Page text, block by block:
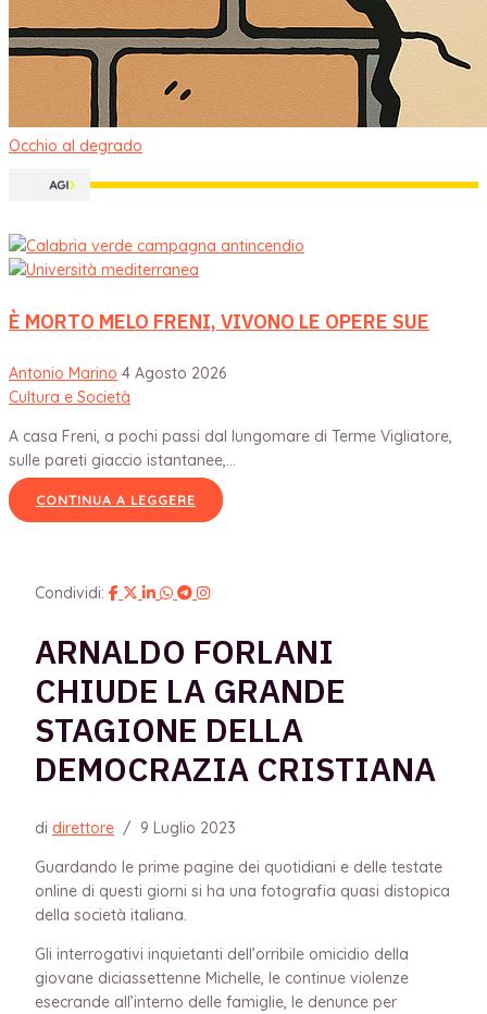
Occhio al degrado
È MORTO MELO FRENI, VIVONO LE OPERE SUE
Antonio Marino 4 Agosto 2026
Cultura e Società
A casa Freni, a pochi passi dal lungomare di Terme Vigliatore,
sulle pareti giaccio istantanee,...
CONTINUA A LEGGERE
Condividi:
ARNALDO FORLANI
CHIUDE LA GRANDE
STAGIONE DELLA
DEMOCRAZIA CRISTIANA
di direttore / 9 Luglio 2023
Guardando le prime pagine dei quotidiani e delle testate
online di questi giorni si ha una fotografia quasi distopica
della società italiana.
Gli interrogativi inquietanti dell’orribile omicidio della
giovane diciassettenne Michelle, le continue violenze
esecrande all’interno delle famiglie, le denunce per